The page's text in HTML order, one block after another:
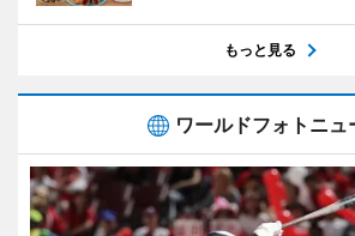
もっと見る
ワールドフォトニュ